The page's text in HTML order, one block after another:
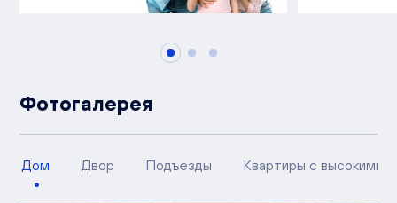
Фотогалерея
Дом Двор Подъезды Квартиры с высокими